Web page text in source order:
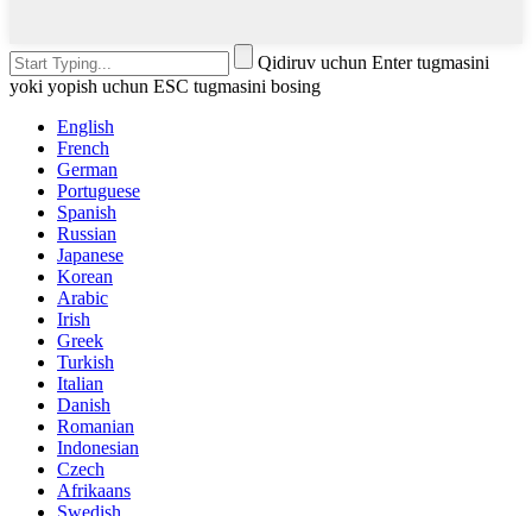
Qidiruv uchun Enter tugmasini
yoki yopish uchun ESC tugmasini bosing
English
French
German
Portuguese
Spanish
Russian
Japanese
Korean
Arabic
Irish
Greek
Turkish
Italian
Danish
Romanian
Indonesian
Czech
Afrikaans
Swedish